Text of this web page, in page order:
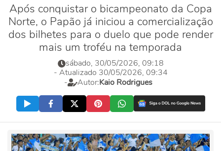
Após conquistar o bicampeonato da Copa
Norte, o Papão já iniciou a comercialização
dos bilhetes para o duelo que pode render
mais um troféu na temporada
sábado, 30/05/2026, 09:18
- Atualizado 30/05/2026, 09:34
-
Autor:Kaio Rodrigues